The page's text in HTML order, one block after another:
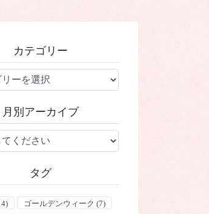
カテゴリー
月別アーカイブ
タグ
ゴールデンウィーク (7)